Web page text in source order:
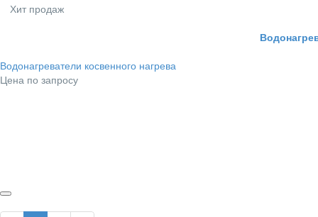
Хит продаж
Водонагреватели косвенного нагрева
Цена по запросу